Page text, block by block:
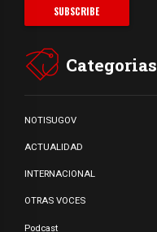
Categorias
NOTISUGOV
ACTUALIDAD
INTERNACIONAL
OTRAS VOCES
Podcast